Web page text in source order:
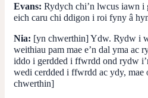
Evans: Rydych chi’n lwcus iawn i
eich caru chi ddigon i roi fyny â
Nia: [yn chwerthin] Ydw. Rydw i
weithiau pam mae e’n dal yma ac
iddo i gerdded i ffwrdd ond rydw
wedi cerdded i ffwrdd ac ydy, mae
chwerthin]